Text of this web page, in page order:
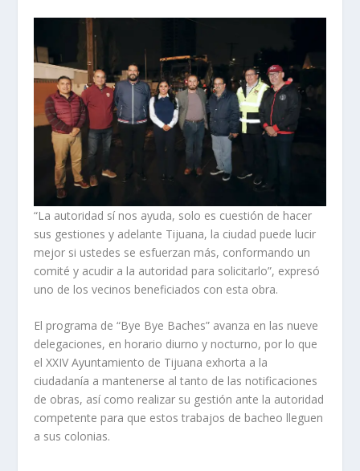
“La autoridad sí nos ayuda, solo es cuestión de hacer
sus gestiones y adelante Tijuana, la ciudad puede lucir
mejor si ustedes se esfuerzan más, conformando un
comité y acudir a la autoridad para solicitarlo”, expresó
uno de los vecinos beneficiados con esta obra.
El programa de “Bye Bye Baches” avanza en las nueve
delegaciones, en horario diurno y nocturno, por lo que
el XXIV Ayuntamiento de Tijuana exhorta a la
ciudadanía a mantenerse al tanto de las notificaciones
de obras, así como realizar su gestión ante la autoridad
competente para que estos trabajos de bacheo lleguen
a sus colonias.